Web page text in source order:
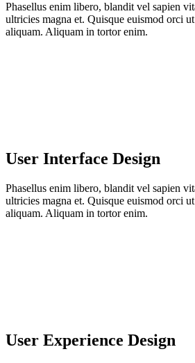
Phasellus enim libero, blandit vel sapien
ultricies magna et. Quisque euismod orci
aliquam. Aliquam in tortor enim.
User Interface Design
Phasellus enim libero, blandit vel sapien
ultricies magna et. Quisque euismod orci
aliquam. Aliquam in tortor enim.
User Experience Design